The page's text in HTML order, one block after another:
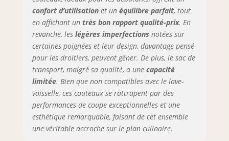
en cuisine, de la
découpe à la
découpe en
passant par le
filetage. Que ce
soit pour des
légumes délicats
avec le Nakiri, des
sushis fins avec le
Yanagiba, ou des
découpes robustes
de poisson avec le
Deba – ce set offre
confort d’utilisationet un équilibre parfait, tout
en affichant un très bon rapport qualité-prix. En
revanche, les légères imperfections notées sur
certaines poignées et leur design, davantage pensé
pour les droitiers, peuvent gêner. De plus, le sac de
transport, malgré sa qualité, a une capacité
limitée. Bien que non compatibles avec le lave-
vaisselle, ces couteaux se rattrapent par des
performances de coupe exceptionnelles et une
esthétique remarquable, faisant de cet ensemble
une véritable accroche sur le plan culinaire.